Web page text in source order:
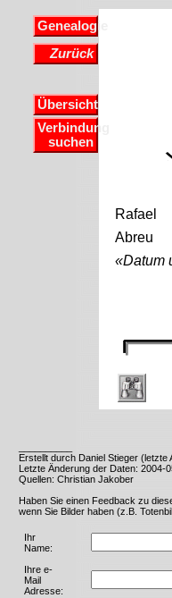
Genealogie
Zurück
Übersicht
Verbindung
suchen
Rafael
Abreu
«Datum
Erstellt durch Daniel Stieger (letzte
Letzte Änderung der Daten: 2004-
Quellen: Christian Jakober
Haben Sie einen Feedback zu
wenn Sie Bilder haben (z.B.
Ihr
Name:
Ihre e-
Mail
Adresse: